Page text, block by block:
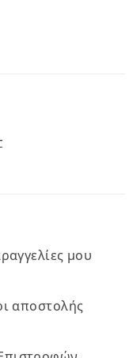
μου
αποστολής